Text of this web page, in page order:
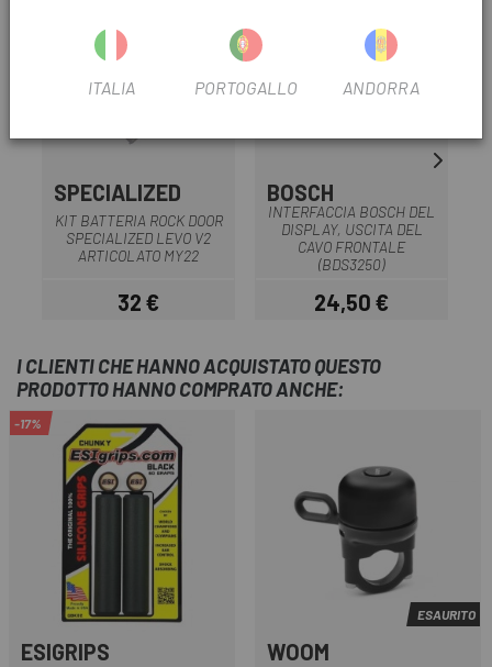
SPECIALIZED
KIT BATTERIA ROCK DOOR
SPECIALIZED LEVO V2
ARTICOLATO MY22
Prezzo
32 €
BOSCH
INTERFACCIA BOSCH DEL
DISPLAY, USCITA DEL
CAVO FRONTALE
(BDS3250)
Prezzo
24,50 €
I CLIENTI CHE HANNO ACQUISTATO QUESTO
PRODOTTO HANNO COMPRATO ANCHE:
-17%
ESIGRIPS
ESAURITO
WOOM
ITALIA PORTOGALLO ANDORRA